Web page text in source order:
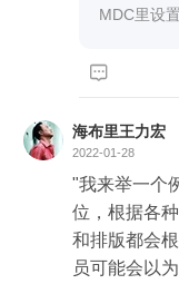
MDC里设

海布里王力宏
2022-01-28
"我来举一个
位，根据各
和排版都会
员可能会以